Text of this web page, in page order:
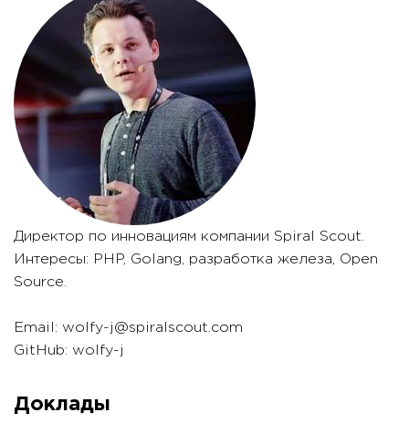
Директор по инновациям компании Spiral Scout.
Интересы: PHP, Golang, разработка железа, Open
Source.
Email: wolfy-j@spiralscout.com
GitHub: wolfy-j
Доклады